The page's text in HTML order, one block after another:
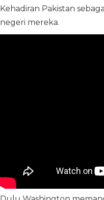
Kehadiran Pakistan
negeri mereka.